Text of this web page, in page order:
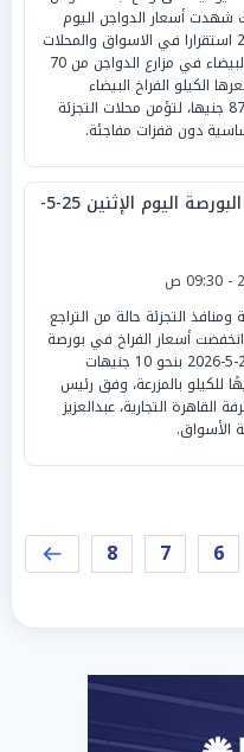
شهدت أسعار الدواجن اليوم
الإثنين 1 من يونيو 2026 استقرارا في الاسواق والمحلات
حيث سجل كيلو الفراخ البيضاء في مزارع الدواجن من 70
سعرها الكيلو الفراخ البيضاء
للمستهلك من 81 إلى 87 جنيها، لتؤمن محلات التجزئة
دون قفزات مفاجئة.
أسعار الدواجن في البورصة اليوم الإثنين 25-5-
التجزئة حالة من التراجع
أسعار الفراخ في بورصة
الدواجن اليوم الإثنين 25-5-2026 بنحو 10 جنيهات
بين 65 و66 جنيهًا للكيلو بالمزرعة، وفق رئيس
القاهرة التجارية، عبدالعزيز
الأسواق.
6
7
8